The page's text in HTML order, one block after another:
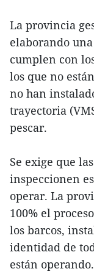
La provincia
elaborando
cumplen con
los que no
no han
trayectoria
pescar.
Se exige que
inspeccionen
operar. La
100% el
los barcos,
identidad de
están operando.